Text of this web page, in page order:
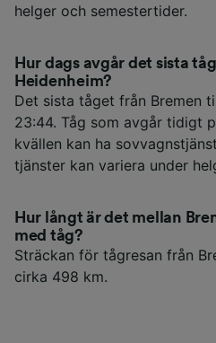
helger och semestertider.
Hur dags avgår det sista
Heidenheim?
Det sista tåget från Bremen
23:44. Tåg som avgår tidigt
kvällen kan ha
tjänster kan variera under
Hur långt är det mellan
med tåg?
Sträckan för tågresan från
cirka 498 km.